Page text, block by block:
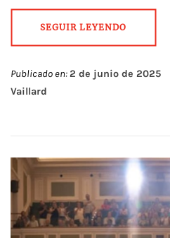
SEGUIR LEYENDO
Publicado en:2 de junio de 2025
Vaillard